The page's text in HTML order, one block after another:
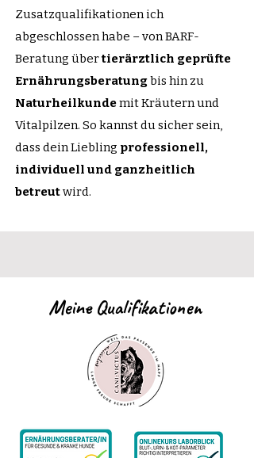
Zusatzqualifikationen ich
abgeschlossen habe – von BARF-
Beratung übertierärztlich geprüfte
Ernährungsberatungbis hin zu
Naturheilkundemit Kräutern und
Vitalpilzen. So kannst du sicher sein,
dass dein Liebling professionell,
individuell und ganzheitlich
betreutwird.
Meine Qualifikationen